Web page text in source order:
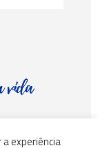
experiência